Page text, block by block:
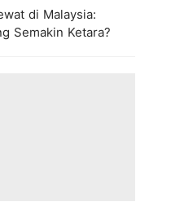
di Malaysia:
Semakin Ketara?